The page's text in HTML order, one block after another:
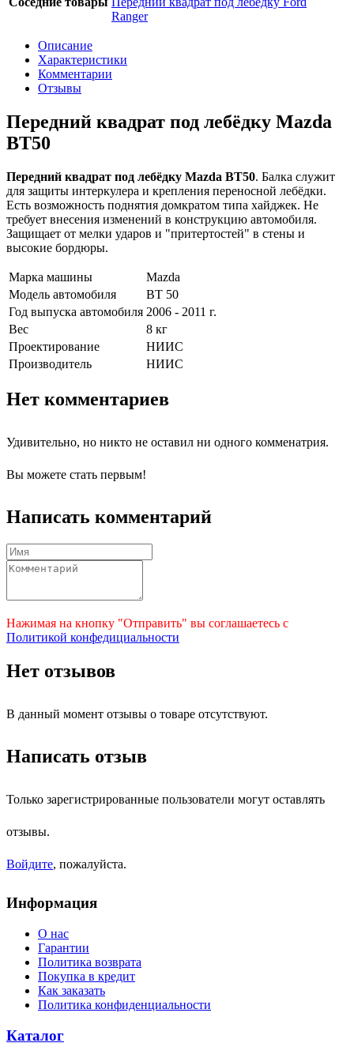
Ranger
Описание
Характеристики
Комментарии
Отзывы
Передний квадрат под лебёдку Mazda
BT50
Передний квадрат под лебёдку Mazda BT50. Балка служит
для защиты интеркулера и крепления переносной лебёдки.
Есть возможность поднятия домкратом типа хайджек. Не
требует внесения изменений в конструкцию автомобиля.
Защищает от мелки ударов и "притертостей" в стены и
высокие бордюры.
Марка машины
Mazda
Модель автомобиля
BT 50
Год выпуска автомобиля 2006 - 2011 г.
Вес
8 кг
Проектирование
НИИС
Производитель
НИИС
Нет комментариев
Удивительно, но никто не оставил ни одного комменатрия.
Вы можете стать первым!
Написать комментарий
Нажимая на кнопку "Отправить" вы соглашаетесь с
Политикой конфедициальности
Нет отзывов
В данный момент отзывы о товаре отсутствуют.
Написать отзыв
Только зарегистрированные пользователи могут оставлять
отзывы.
Войдите, пожалуйста.
Информация
О нас
Гарантии
Политика возврата
Покупка в кредит
Как заказать
Политика конфиденциальности
Каталог